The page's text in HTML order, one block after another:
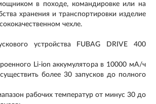
в походе, командировке или на
хранения и транспортировки изделие
чехле.
устройства FUBAG DRIVE 400
Li-ion аккумулятора в 10000 мА/ч
более 30 запусков до полного
рабочих температур от минус 30 до